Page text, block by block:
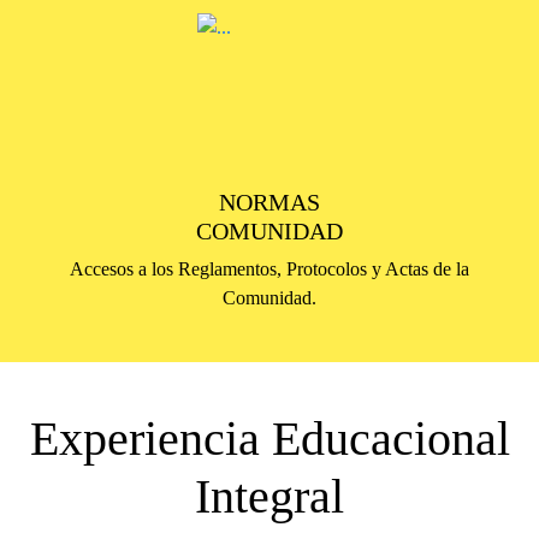
NORMAS
COMUNIDAD
Accesos a los Reglamentos, Protocolos y Actas de la
Comunidad.
Experiencia Educacional
Integral